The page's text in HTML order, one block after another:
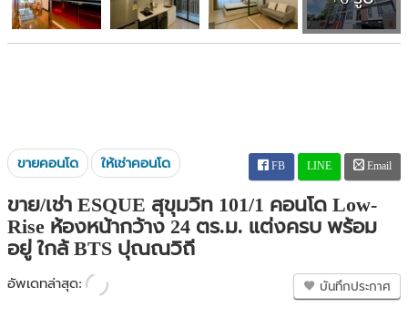
ขายคอนโด ให้เช่าคอนโด FB LINE Email
ขาย/เช่า ESQUE สุขุมวิท 101/1 คอนโด Low-
Rise ห้องหน้ากว้าง 24 ตร.ม. แต่งครบ พร้อม
อยู่ ใกล้ BTS ปุณณวิถี
อัพเดทล่าสุด: บันทึกประกาศ